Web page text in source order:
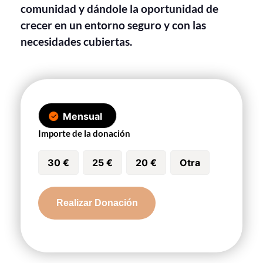
comunidad y dándole la oportunidad de
crecer en un entorno seguro y con las
necesidades cubiertas.
Mensual
Importe de la donación
30 € 25 € 20 € Otra
Alyssa
Unathi
cantidad
Realizar Donación